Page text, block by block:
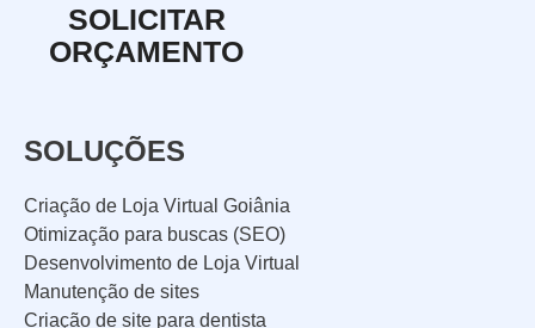
SOLICITAR
ORÇAMENTO
SOLUÇÕES
Criação de Loja Virtual Goiânia
Otimização para buscas (SEO)
Desenvolvimento de Loja Virtual
Manutenção de sites
Criação de site para dentista